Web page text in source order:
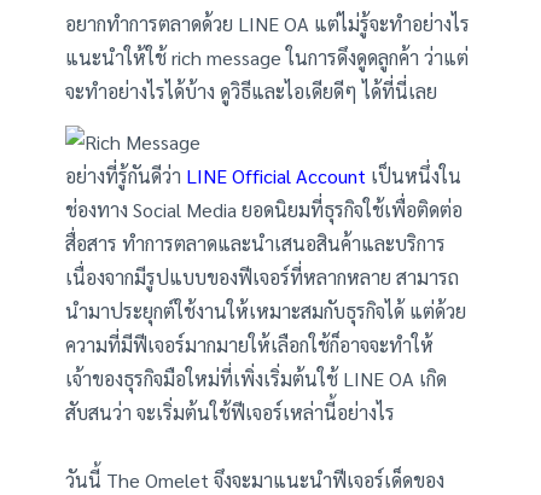
อยากทำการตลาดด้วย LINE OA แต่ไม่รู้จะทำอย่างไร
แนะนำให้ใช้ rich message ในการดึงดูดลูกค้า ว่าแต่
จะทำอย่างไรได้บ้าง ดูวิธีและไอเดียดีๆ ได้ที่นี่เลย
อย่างที่รู้กันดีว่า LINE Official Account เป็นหนึ่งใน
ช่องทาง Social Media ยอดนิยมที่ธุรกิจใช้เพื่อติดต่อ
สื่อสาร ทำการตลาดและนำเสนอสินค้าและบริการ
เนื่องจากมีรูปแบบของฟีเจอร์ที่หลากหลาย สามารถ
นำมาประยุกต์ใช้งานให้เหมาะสมกับธุรกิจได้ แต่ด้วย
ความที่มีฟีเจอร์มากมายให้เลือกใช้ก็อาจจะทำให้
เจ้าของธุรกิจมือใหม่ที่เพิ่งเริ่มต้นใช้ LINE OA เกิด
สับสนว่า จะเริ่มต้นใช้ฟีเจอร์เหล่านี้อย่างไร
วันนี้ The Omelet จึงจะมาแนะนำฟีเจอร์เด็ดของ